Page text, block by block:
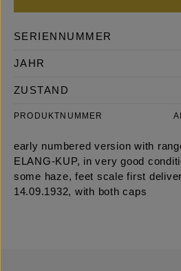
SERIENNUMMER
JAHR
ZUSTAND
PRODUKTNUMMER
early numbered version with
ELANG-KUP, in very good
some haze, feet scale first
14.09.1932, with both caps